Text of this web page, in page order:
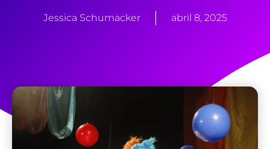
Jessica Schumacker abril 8, 2025